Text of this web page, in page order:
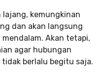
lajang, kemungkinan
dan akan langsung
Akan tetapi,
agar hubungan
berlalu begitu saja.